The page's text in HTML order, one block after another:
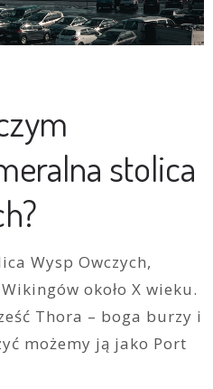
stolica
Wysp Owczych,
około X wieku.
Thora – boga burzy i
możemy ją jako Port